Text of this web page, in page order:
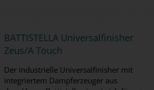
BAT­TI­STEL­LA Uni­ver­sal­fi­nis­her
Zeus/A Touch
Der in­dus­tri­el­le Uni­ver­sal­fi­nis­her mit
in­te­grier­tem Dampf­erzeu­ger aus